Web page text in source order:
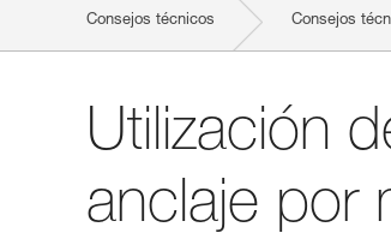
Consejos técnicos Consejos
Utilización
anclaje por